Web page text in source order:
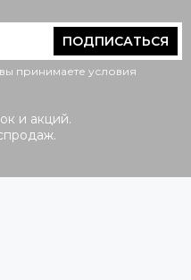
ПОДПИСАТЬСЯ
принимаете условия
и акций.